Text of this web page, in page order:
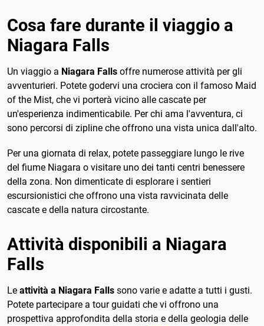
Cosa fare durante il viaggio a
Niagara Falls
Un viaggio a Niagara Falls offre numerose attività per gli
avventurieri. Potete godervi una crociera con il famoso Maid
of the Mist, che vi porterà vicino alle cascate per
un'esperienza indimenticabile. Per chi ama l'avventura, ci
sono percorsi di zipline che offrono una vista unica dall'alto.
Per una giornata di relax, potete passeggiare lungo le rive
del fiume Niagara o visitare uno dei tanti centri benessere
della zona. Non dimenticate di esplorare i sentieri
escursionistici che offrono una vista ravvicinata delle
cascate e della natura circostante.
Attività disponibili a Niagara
Falls
Le attività a Niagara Falls sono varie e adatte a tutti i gusti.
Potete partecipare a tour guidati che vi offrono una
prospettiva approfondita della storia e della geologia delle